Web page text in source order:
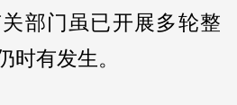
部门虽已开展多轮整
时有发生。